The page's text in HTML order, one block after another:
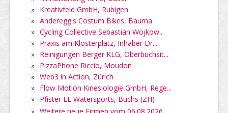
» Kreativfeld GmbH, Rubigen
» Anderegg's Costum Bikes, Bauma
» Cycling Collective Sebastian Wojkow...
» Praxis am Klosterplatz, Inhaber Dr....
» Reinigungen Berger KLG, Oberbuchsit...
» PizzaPhone Riccio, Moudon
» Web3 in Action, Zürich
» Flow Motion Kinesiologie GmbH, Rege...
» Pfister LL Watersports, Buchs (ZH)